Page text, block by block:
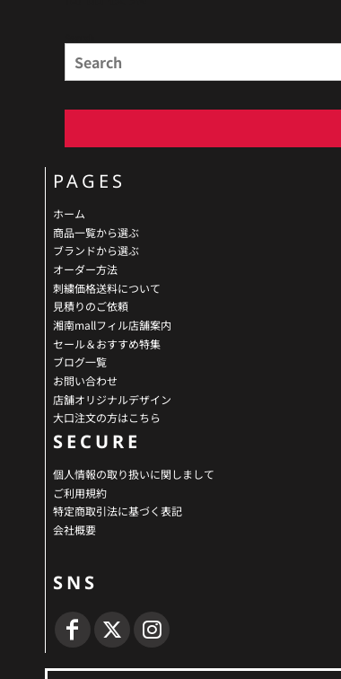
PAGES
ホーム
商品一覧から選ぶ
ブランドから選ぶ
オーダー方法
刺繍価格送料について
見積りのご依頼
湘南mallフィル店舗案内
セール＆おすすめ特集
ブログ一覧
お問い合わせ
店舗オリジナルデザイン
大口注文の方はこちら
SECURE
個人情報の取り扱いに関しまして
ご利用規約
特定商取引法に基づく表記
会社概要
SNS